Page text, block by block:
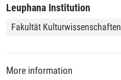
Leuphana Institution
Fakultät Kulturwissenschaften
More information